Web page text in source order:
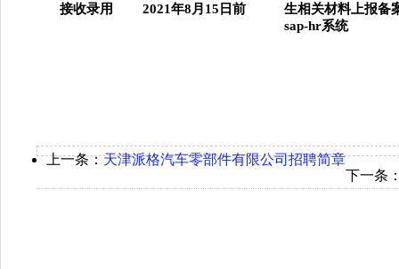
接收录用 2021年8 月 15 日前
生相关材料上报备
sap-hr系统
上一条：天津派格汽车零部件有限公司招聘简章
下一条